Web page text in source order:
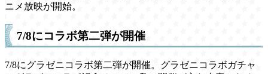
ニメ放映が開始。
7/8にコラボ第二弾が開催
7/8にグラゼニコラボ第二弾が開催。グラゼニコラボガチャ